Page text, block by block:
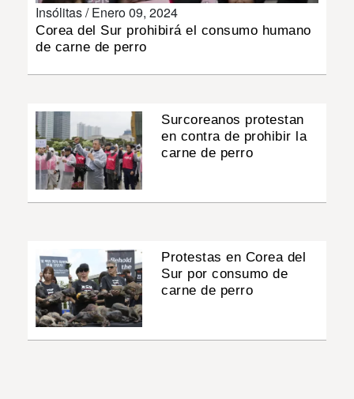
MULTIMEDIA
Insólitas /Enero 09, 2024
Corea del Sur prohibirá el consumo humano
de carne de perro
Surcoreanos protestan
en contra de prohibir la
carne de perro
Protestas en Corea del
Sur por consumo de
carne de perro